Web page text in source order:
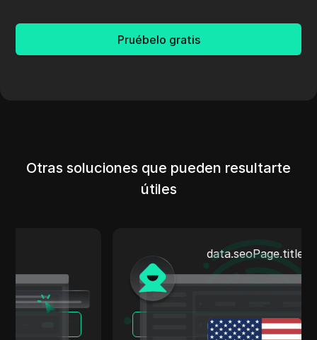
Pruébelo gratis
Otras soluciones que pueden resultarte
útiles
data.seoPage.title